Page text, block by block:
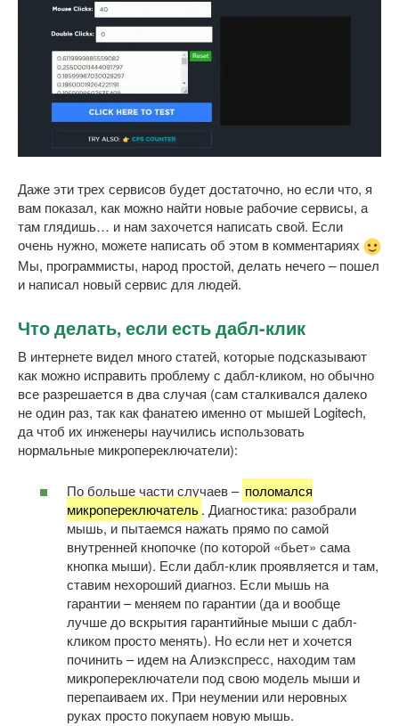
Даже эти трех сервисов будет достаточно, но если что, я
вам показал, как можно найти новые рабочие сервисы, а
там глядишь… и нам захочется написать свой. Если
очень нужно, можете написать об этом в комментариях
Мы, программисты, народ простой, делать нечего – пошел
и написал новый сервис для людей.
Что делать, если есть дабл-клик
В интернете видел много статей, которые подсказывают
как можно исправить проблему с дабл-кликом, но обычно
все разрешается в два случая (сам сталкивался далеко
не один раз, так как фанатею именно от мышей Logitech,
да чтоб их инженеры научились использовать
нормальные микропереключатели):
По больше части случаев – поломался
микропереключатель. Диагностика: разобрали
мышь, и пытаемся нажать прямо по самой
внутренней кнопочке (по которой «бьет» сама
кнопка мыши). Если дабл-клик проявляется и там,
ставим нехороший диагноз. Если мышь на
гарантии – меняем по гарантии (да и вообще
лучше до вскрытия гарантийные мыши с дабл-
кликом просто менять). Но если нет и хочется
починить – идем на Алиэкспресс, находим там
микропереключатели под свою модель мыши и
перепаиваем их. При неумении или неровных
руках просто покупаем новую мышь.